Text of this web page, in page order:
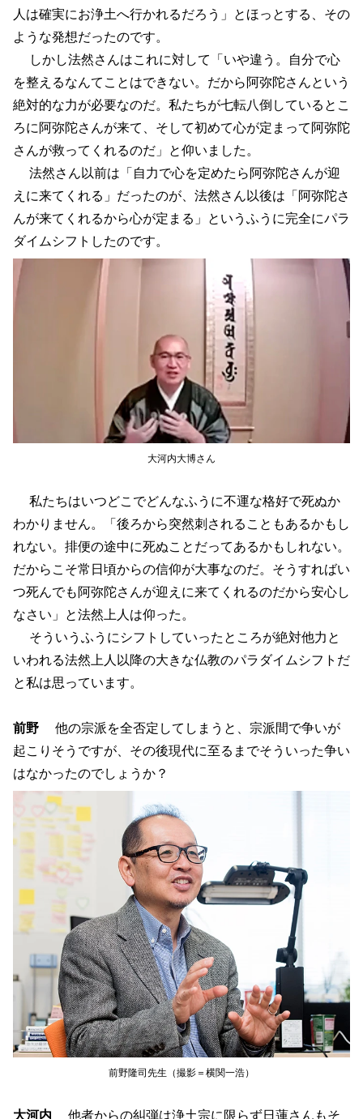
人は確実にお浄土へ行かれるだろう」とほっとする、その
ような発想だったのです。
しかし法然さんはこれに対して「いや違う。自分で心
を整えるなんてことはできない。だから阿弥陀さんという
絶対的な力が必要なのだ。私たちが七転八倒しているとこ
ろに阿弥陀さんが来て、そして初めて心が定まって阿弥陀
さんが救ってくれるのだ」と仰いました。
法然さん以前は「自力で心を定めたら阿弥陀さんが迎
えに来てくれる」だったのが、法然さん以後は「阿弥陀さ
んが来てくれるから心が定まる」というふうに完全にパラ
ダイムシフトしたのです。
大河内大博さん
私たちはいつどこでどんなふうに不運な格好で死ぬか
わかりません。「後ろから突然刺されることもあるかもし
れない。排便の途中に死ぬことだってあるかもしれない。
だからこそ常日頃からの信仰が大事なのだ。そうすればい
つ死んでも阿弥陀さんが迎えに来てくれるのだから安心し
なさい」と法然上人は仰った。
そういうふうにシフトしていったところが絶対他力と
いわれる法然上人以降の大きな仏教のパラダイムシフトだ
と私は思っています。
前野 他の宗派を全否定してしまうと、宗派間で争いが
起こりそうですが、その後現代に至るまでそういった争い
はなかったのでしょうか？
前野隆司先生（撮影＝横関一浩）
大河内 他者からの糾弾は浄土宗に限らず日蓮さんもそ